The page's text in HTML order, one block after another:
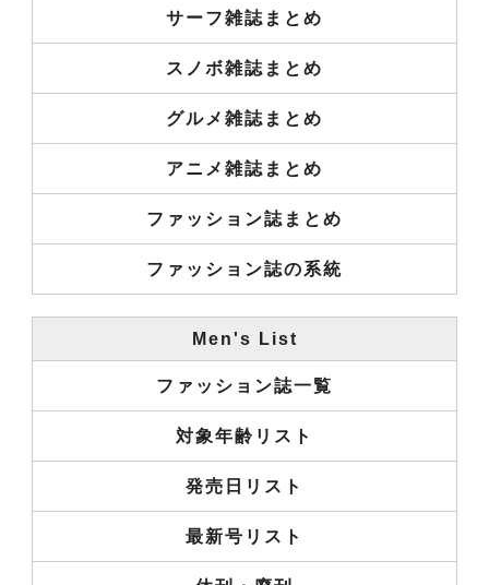
サーフ雑誌まとめ
スノボ雑誌まとめ
グルメ雑誌まとめ
アニメ雑誌まとめ
ファッション誌まとめ
ファッション誌の系統
Men's List
ファッション誌一覧
対象年齢リスト
発売日リスト
最新号リスト